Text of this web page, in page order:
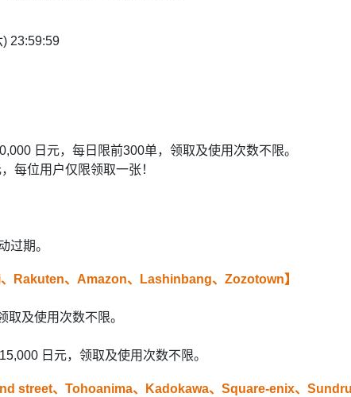
23:59:59
日元，每日限前300单，领取及使用次数不限。
每位用户仅限领取一张！
过期。
Rakuten、Amazon、Lashinbang、Zozotown】
及使用次数不限。
日元，领取及使用次数不限。
street、Tohoanima、Kadokawa、Square-enix、